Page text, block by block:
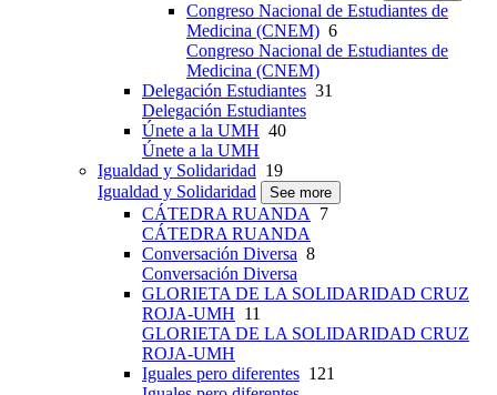
Congreso Nacional de Estudiantes de
Medicina (CNEM) 6
Congreso Nacional de Estudiantes de
Medicina (CNEM)
Delegación Estudiantes 31
Delegación Estudiantes
Únete a la UMH 40
Únete a la UMH
Igualdad y Solidaridad 19
Igualdad y Solidaridad
See more
CÁTEDRA RUANDA
7
CÁTEDRA RUANDA
Conversación Diversa 8
Conversación Diversa
GLORIETA DE LA SOLIDARIDAD CRUZ
ROJA-UMH 11
GLORIETA DE LA SOLIDARIDAD CRUZ
ROJA-UMH
Iguales pero diferentes 121